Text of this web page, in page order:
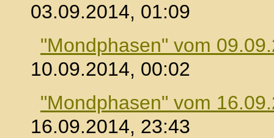
03.09.2014, 01:09
"Mondphasen" vom
10.09.2014, 00:02
"Mondphasen" vom
16.09.2014, 23:43